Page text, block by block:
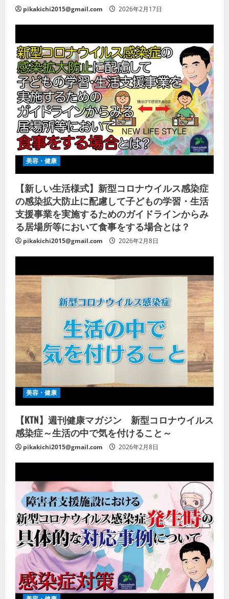
pikakichi2015@gmail.com 2026年2月17日
美容・健康
【新しい生活様式】新型コロナウイルス感染症
の感染拡大防止に配慮して子どもの学習・生活
支援事業を実施するためのガイドラインからみ
る居場所等において食事をする場合とは？
pikakichi2015@gmail.com 2026年2月8日
美容・健康
【KTN】週刊健康マガジン 新型コロナウイルス
感染症～生活の中で気を付けること～
pikakichi2015@gmail.com 2026年2月8日